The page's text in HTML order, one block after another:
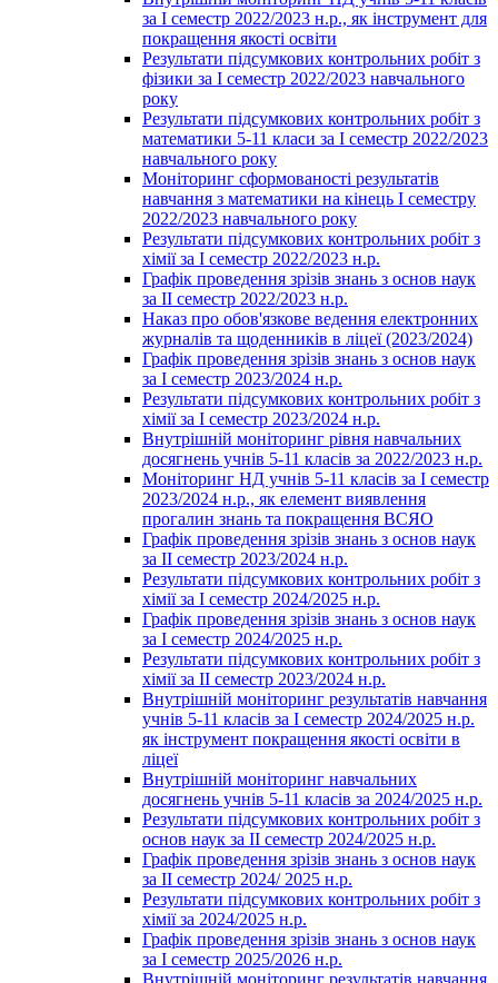
за І семестр 2022/2023 н.р., як інструмент для
покращення якості освіти
Результати підсумкових контрольних робіт з
фізики за І семестр 2022/2023 навчального
року
Результати підсумкових контрольних робіт з
математики 5-11 класи за І семестр 2022/2023
навчального року
Моніторинг сформованості результатів
навчання з математики на кінець І семестру
2022/2023 навчального року
Результати підсумкових контрольних робіт з
хімії за І семестр 2022/2023 н.р.
Графік проведення зрізів знань з основ наук
за ІІ семестр 2022/2023 н.р.
Наказ про обов'язкове ведення електронних
журналів та щоденників в ліцеї (2023/2024)
Графік проведення зрізів знань з основ наук
за І семестр 2023/2024 н.р.
Результати підсумкових контрольних робіт з
хімії за І семестр 2023/2024 н.р.
Внутрішній моніторинг рівня навчальних
досягнень учнів 5-11 класів за 2022/2023 н.р.
Моніторинг НД учнів 5-11 класів за І семестр
2023/2024 н.р., як елемент виявлення
прогалин знань та покращення ВСЯО
Графік проведення зрізів знань з основ наук
за ІІ семестр 2023/2024 н.р.
Результати підсумкових контрольних робіт з
хімії за І семестр 2024/2025 н.р.
Графік проведення зрізів знань з основ наук
за І семестр 2024/2025 н.р.
Результати підсумкових контрольних робіт з
хімії за ІІ семестр 2023/2024 н.р.
Внутрішній моніторинг результатів навчання
учнів 5-11 класів за І семестр 2024/2025 н.р.
як інструмент покращення якості освіти в
ліцеї
Внутрішній моніторинг навчальних
досягнень учнів 5-11 класів за 2024/2025 н.р.
Результати підсумкових контрольних робіт з
основ наук за ІІ семестр 2024/2025 н.р.
Графік проведення зрізів знань з основ наук
за ІІ семестр 2024/ 2025 н.р.
Результати підсумкових контрольних робіт з
хімії за 2024/2025 н.р.
Графік проведення зрізів знань з основ наук
за І семестр 2025/2026 н.р.
Внутрішній моніторинг результатів навчання